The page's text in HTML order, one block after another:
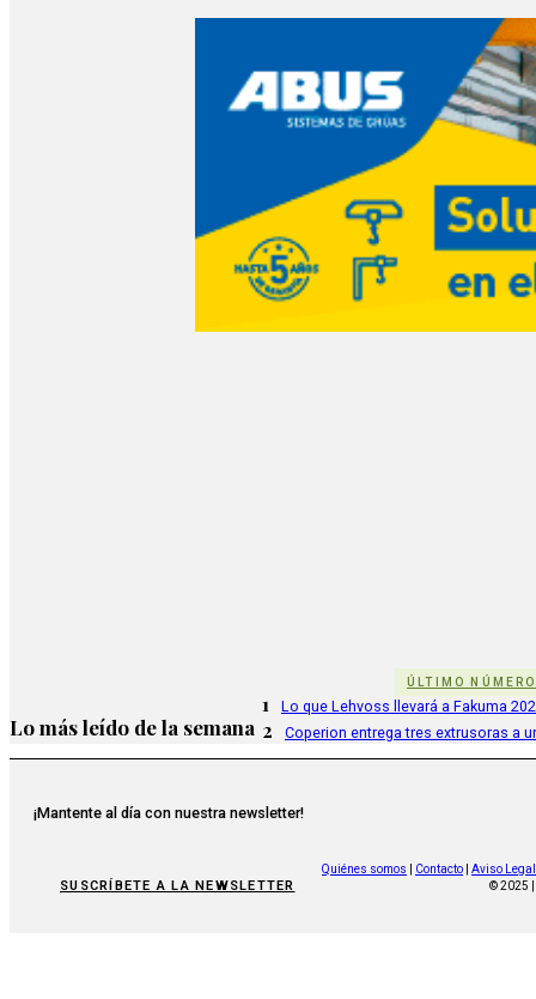
ÚLTIMO NÚMERO
Lo más leído de la semana
1 Lo que Lehvoss llevará a Fakuma
2 Coperion entrega tres extrusoras a
¡Mantente al día con nuestra newsletter!
SUSCRÍBETE A LA NEWSLETTER
Quiénes somos Contacto
Aviso Legal
© 2025